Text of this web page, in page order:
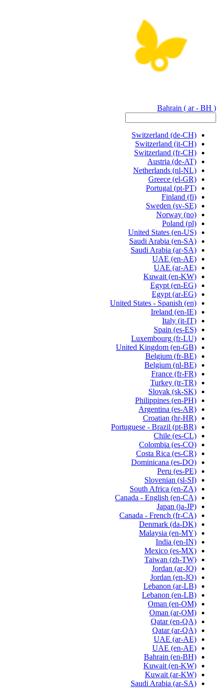
Bahrain ( ar - BH )
Switzerland (de-CH)
Switzerland (it-CH)
Switzerland (fr-CH)
Austria (de-AT)
Netherlands (nl-NL)
Greece (el-GR)
Portugal (pt-PT)
Finland (fi)
Sweden (sv-SE)
Norway (no)
Poland (pl)
United States (en-US)
Saudi Arabia (en-SA)
Saudi Arabia (ar-SA)
UAE (en-AE)
UAE (ar-AE)
Kuwait (en-KW)
Egypt (en-EG)
Egypt (ar-EG)
United States - Spanish (en)
Ireland (en-IE)
Italy (it-IT)
Spain (es-ES)
Luxembourg (fr-LU)
United Kingdom (en-GB)
Belgium (fr-BE)
Belgium (nl-BE)
France (fr-FR)
Turkey (tr-TR)
Slovak (sk-SK)
Philippines (en-PH)
Argentina (es-AR)
Croatian (hr-HR)
Portuguese - Brazil (pt-BR)
Chile (es-CL)
Colombia (es-CO)
Costa Rica (es-CR)
Dominicana (es-DO)
Peru (es-PE)
Slovenian (sl-SI)
South Africa (en-ZA)
Canada - English (en-CA)
Japan (ja-JP)
Canada - French (fr-CA)
Denmark (da-DK)
Malaysia (en-MY)
India (en-IN)
Mexico (es-MX)
Taiwan (zh-TW)
Jordan (ar-JO)
Jordan (en-JO)
Lebanon (ar-LB)
Lebanon (en-LB)
Oman (en-OM)
Oman (ar-OM)
Qatar (en-QA)
Qatar (ar-QA)
UAE (ar-AE)
UAE (en-AE)
Bahrain (en-BH)
Kuwait (en-KW)
Kuwait (ar-KW)
Saudi Arabia (ar-SA)